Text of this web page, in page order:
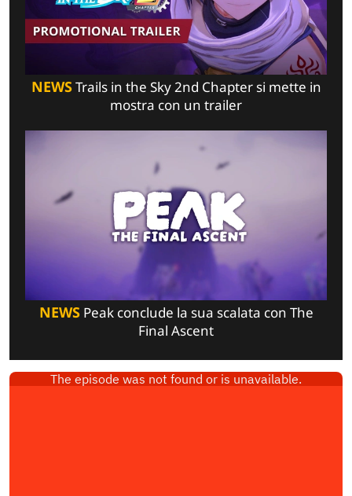
NEWSTrails in the Sky 2nd Chapter si mette in
mostra con un trailer
NEWSPeak conclude la sua scalata con The
Final Ascent